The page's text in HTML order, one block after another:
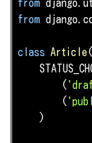
from
from
class Article
        (
        (
    )